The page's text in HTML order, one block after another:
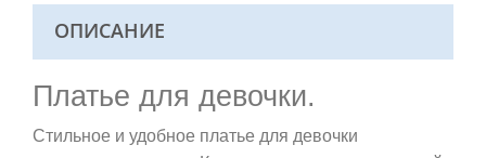
ОПИСАНИЕ
Платье для девочки.
Стильное и удобное платье для девочки